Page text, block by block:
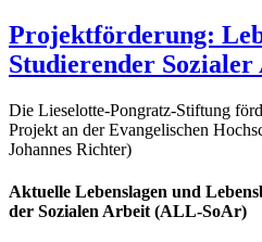
Projektförderung:
Studierender
Die Lieselotte-Pongratz-Stiftung
Projekt an der Evangelischen
Johannes Richter)
Aktuelle Lebenslagen und
der Sozialen Arbeit (ALL-SoAr)